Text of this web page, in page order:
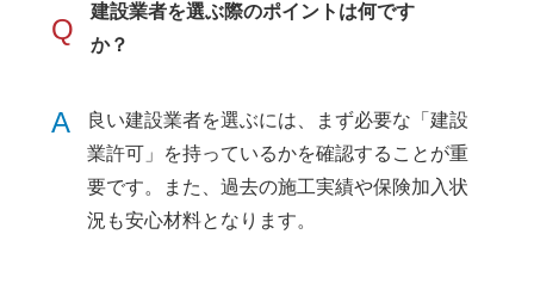
Q
建設業者を選ぶ際のポイントは何です
か？
A
良い建設業者を選ぶには、まず必要な「建設
業許可」を持っているかを確認することが重
要です。また、過去の施工実績や保険加入状
況も安心材料となります。